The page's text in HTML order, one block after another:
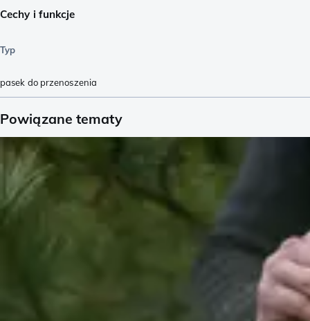
Cechy i funkcje
Typ
pasek do przenoszenia
Powiązane tematy